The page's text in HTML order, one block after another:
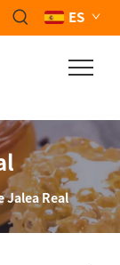
ES
Jalea Real